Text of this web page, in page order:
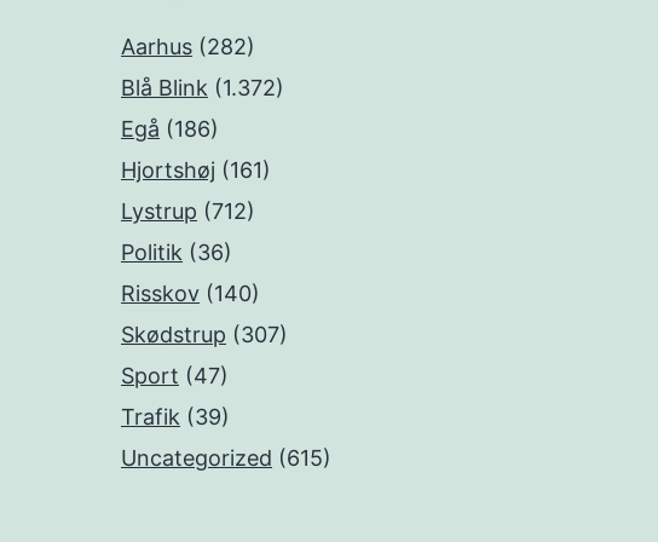
Aarhus (282)
Blå Blink (1.372)
Egå (186)
Hjortshøj (161)
Lystrup (712)
Politik (36)
Risskov (140)
Skødstrup (307)
Sport (47)
Trafik (39)
Uncategorized (615)